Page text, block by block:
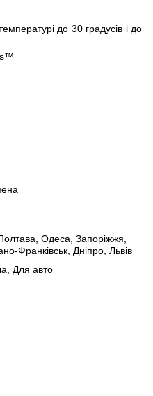
до 30 градусів і до
Одеса, Запоріжжя,
Франківськ, Дніпро, Львів
Для авто